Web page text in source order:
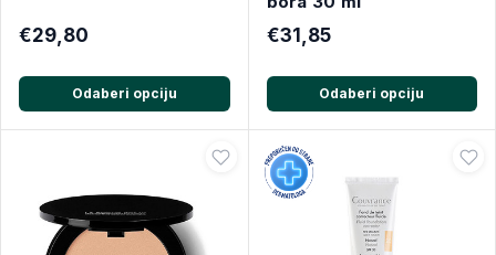
€29,80
Odaberi opciju
€31,85
Odaberi opciju